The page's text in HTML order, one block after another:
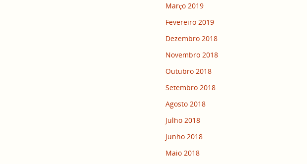
Março 2019
Fevereiro 2019
Dezembro 2018
Novembro 2018
Outubro 2018
Setembro 2018
Agosto 2018
Julho 2018
Junho 2018
Maio 2018